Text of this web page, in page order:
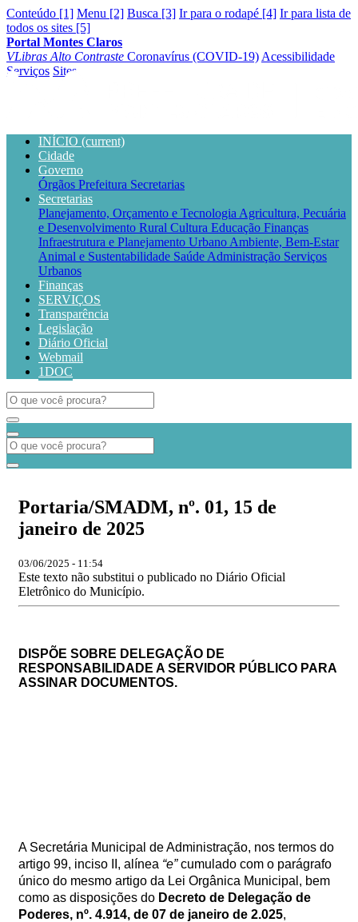
Conteúdo [1] Menu [2] Busca [3] Ir para o rodapé [4] Ir para lista de
todos os sites [5]
Portal Montes Claros
VLibras Alto Contraste Coronavírus (COVID-19) Acessibilidade
Serviços Sites
INÍCIO (current)
Cidade
Governo
Órgãos Prefeitura Secretarias
Secretarias
Planejamento, Orçamento e Tecnologia Agricultura, Pecuária
e Desenvolvimento Rural Cultura Educação Finanças
Infraestrutura e Planejamento Urbano Ambiente, Bem-Estar
Animal e Sustentabilidade Saúde Administração Serviços
Urbanos
Finanças
SERVIÇOS
Transparência
Legislação
Diário Oficial
Webmail
1DOC
Portaria/SMADM, nº. 01, 15 de
janeiro de 2025
03/06/2025 - 11:54
Este texto não substitui o publicado no Diário Oficial
Eletrônico do Município.
DISPÕE SOBRE DELEGAÇÃO DE
RESPONSABILIDADE A SERVIDOR PÚBLICO PARA
ASSINAR DOCUMENTOS.
A Secretária Municipal de Administração, nos termos do
artigo 99, inciso II, alínea “e”cumulado com o parágrafo
único do mesmo artigo da Lei Orgânica Municipal, bem
como as disposições do Decreto de Delegação de
Poderes, nº. 4.914, de 07 de janeiro de 2.025,